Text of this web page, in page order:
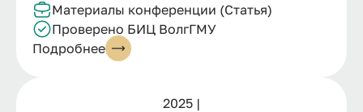
Материалы конференции (Статья)
Проверено БИЦ ВолгГМУ
Подробнее
2025 |